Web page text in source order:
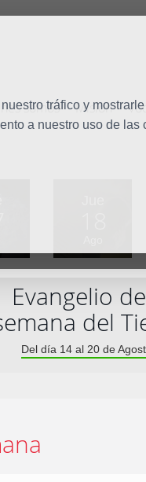
tráfico y
a nuestro uso de las
somos Misión
Evangelio
del
Del día 14 al 20 de